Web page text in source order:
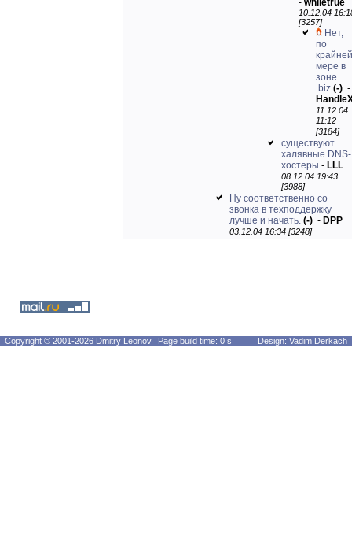
- whiletrue
10.12.04
[3257]
Нет,
по
крайней
мере в
зоне
.biz (-) -
11.12.04
11:12
[3184]
существуют
халявные DNS-
хостеры - LLL
08.12.04 19:43
[3988]
Ну соответственно со
звонка в техподдержку
лучше и начать. (-) - DPP
03.12.04 16:34 [3248]
Copyright © 2001-2026 Dmitry Leonov Page build time: 0 s Design: Vadim Derkach